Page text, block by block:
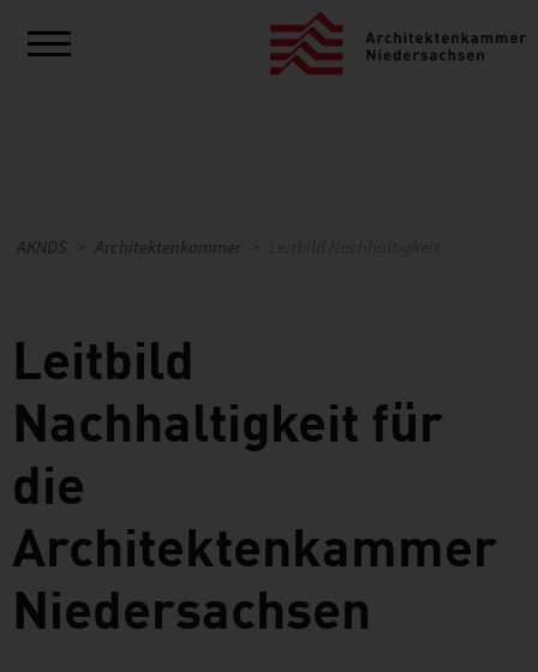
AKNDS Architektenkammer
Leitbild
Nachhaltigkeit für
die
Architektenkammer
Niedersachsen